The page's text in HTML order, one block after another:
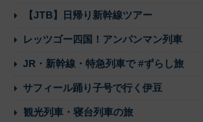
【JTB】日帰り新幹線ツアー
レッツゴー四国！アンパンマン列車
JR・新幹線・特急列車で #ずらし旅
サフィール踊り子号で行く伊豆
観光列車・寝台列車の旅